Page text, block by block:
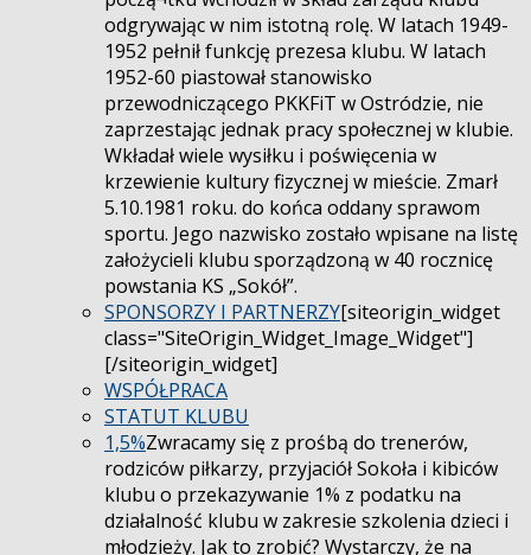
odgrywając w nim istotną rolę. W latach 1949-
1952 pełnił funkcję prezesa klubu. W latach
1952-60 piastował stanowisko
przewodniczącego PKKFiT w Ostródzie, nie
zaprzestając jednak pracy społecznej w klubie.
Wkładał wiele wysiłku i poświęcenia w
krzewienie kultury fizycznej w mieście. Zmarł
5.10.1981 roku. do końca oddany sprawom
sportu. Jego nazwisko zostało wpisane na listę
założycieli klubu sporządzoną w 40 rocznicę
powstania KS „Sokół”.
SPONSORZY I PARTNERZY[siteorigin_widget
class="SiteOrigin_Widget_Image_Widget"]
[/siteorigin_widget]
WSPÓŁPRACA
STATUT KLUBU
1,5%Zwracamy się z prośbą do trenerów,
rodziców piłkarzy, przyjaciół Sokoła i kibiców
klubu o przekazywanie 1% z podatku na
działalność klubu w zakresie szkolenia dzieci i
młodzieży. Jak to zrobić? Wystarczy, że na